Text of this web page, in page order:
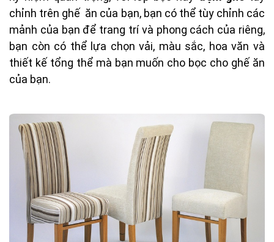
chỉnh trên ghế ăn của bạn, bạn có thể tùy chỉnh các
mảnh của bạn để trang trí và phong cách của riêng,
bạn còn có thể lựa chọn vải, màu sắc, hoa văn và
thiết kế tổng thể mà bạn muốn cho bọc cho ghế ăn
của bạn.